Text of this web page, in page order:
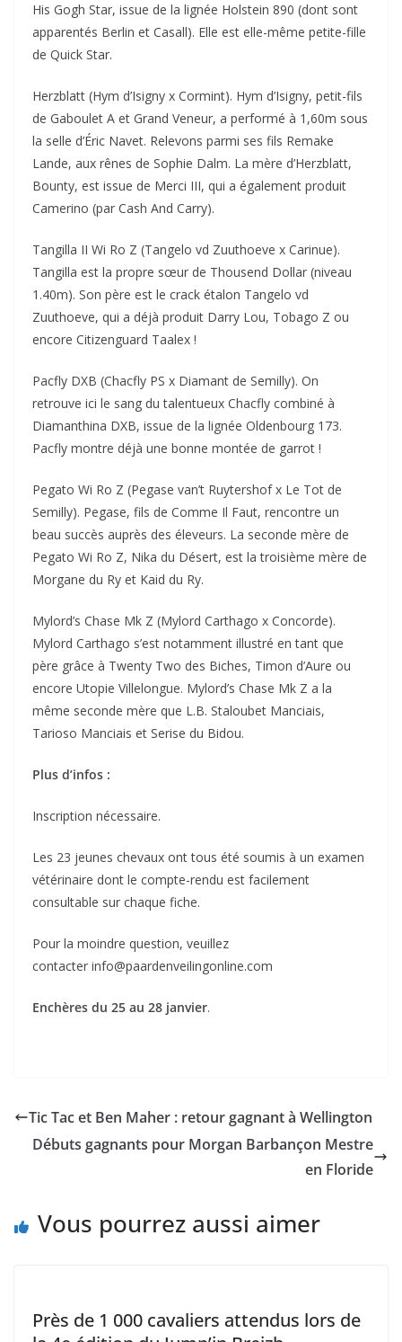
His Gogh Star, issue de la lignée Holstein 890 (dont sont
apparentés Berlin et Casall). Elle est elle-même petite-fille
de Quick Star.
Herzblatt (Hym d’Isigny x Cormint). Hym d’Isigny, petit-fils
de Gaboulet A et Grand Veneur, a performé à 1,60m sous
la selle d’Éric Navet. Relevons parmi ses fils Remake
Lande, aux rênes de Sophie Dalm. La mère d’Herzblatt,
Bounty, est issue de Merci III, qui a également produit
Camerino (par Cash And Carry).
Tangilla II Wi Ro Z (Tangelo vd Zuuthoeve x Carinue).
Tangilla est la propre sœur de Thousend Dollar (niveau
1.40m). Son père est le crack étalon Tangelo vd
Zuuthoeve, qui a déjà produit Darry Lou, Tobago Z ou
encore Citizenguard Taalex !
Pacfly DXB (Chacfly PS x Diamant de Semilly). On
retrouve ici le sang du talentueux Chacfly combiné à
Diamanthina DXB, issue de la lignée Oldenbourg 173.
Pacfly montre déjà une bonne montée de garrot !
Pegato Wi Ro Z (Pegase van’t Ruytershof x Le Tot de
Semilly). Pegase, fils de Comme Il Faut, rencontre un
beau succès auprès des éleveurs. La seconde mère de
Pegato Wi Ro Z, Nika du Désert, est la troisième mère de
Morgane du Ry et Kaid du Ry.
Mylord’s Chase Mk Z (Mylord Carthago x Concorde).
Mylord Carthago s’est notamment illustré en tant que
père grâce à Twenty Two des Biches, Timon d’Aure ou
encore Utopie Villelongue. Mylord’s Chase Mk Z a la
même seconde mère que L.B. Staloubet Manciais,
Tarioso Manciais et Serise du Bidou.
Plus d’infos :
Inscription nécessaire.
Les 23 jeunes chevaux ont tous été soumis à un examen
vétérinaire dont le compte-rendu est facilement
consultable sur chaque fiche.
Pour la moindre question, veuillez
contacter info@paardenveilingonline.com
Enchères du 25 au 28 janvier.
Tic Tac et Ben Maher : retour gagnant à Wellington
Débuts gagnants pour Morgan Barbançon Mestre
en Floride
Vous pourrez aussi aimer
Près de 1 000 cavaliers attendus lors de